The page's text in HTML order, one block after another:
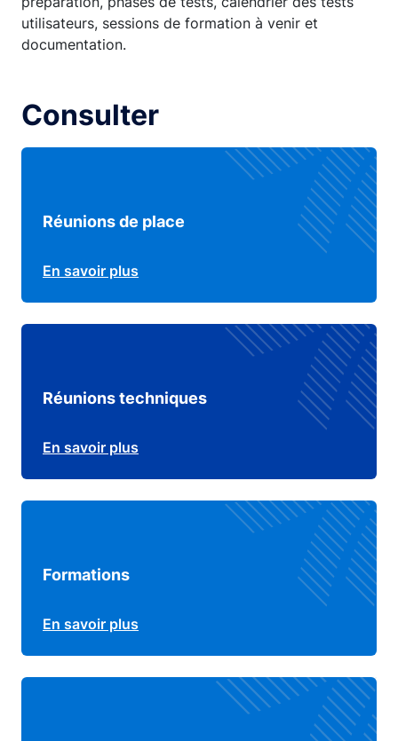
utilisateurs, sessions de formation à venir et
documentation.
Consulter
Réunions de place
En savoir plus
Réunions techniques
En savoir plus
Formations
En savoir plus